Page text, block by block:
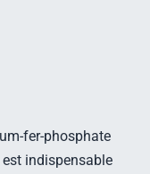
fer-phosphate
indispensable